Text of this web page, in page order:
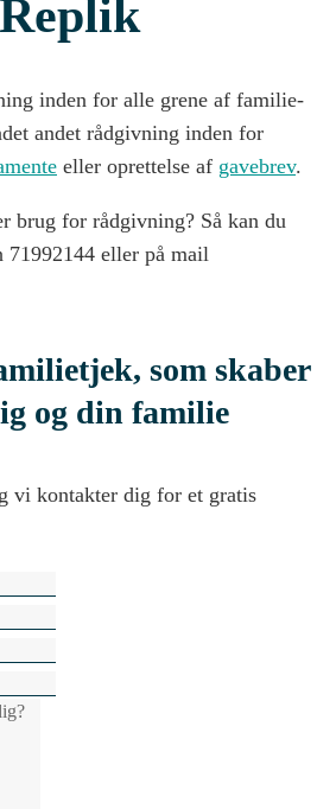
inden for alle grene af familie-
andet rådgivning inden for
eller oprettelse af gavebrev.
brug for rådgivning? Så kan du
71992144 eller på mail
som skaber
og din familie
vi kontakter dig for et gratis